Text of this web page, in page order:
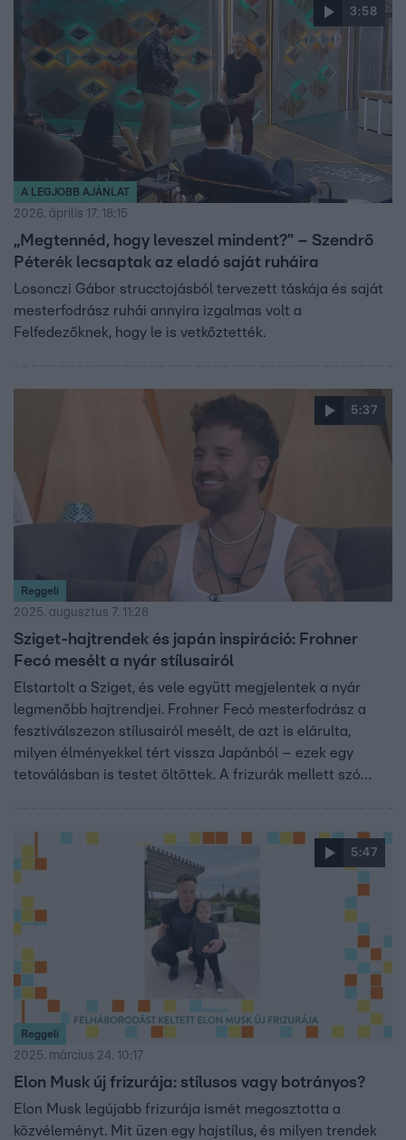
3:58
A LEGJOBB AJÁNLAT
2026. április 17. 18:15
„Megtennéd, hogy leveszel mindent?” – Szendrő
Péterék lecsaptak az eladó saját ruháira
Losonczi Gábor strucctojásból tervezett táskája és saját
mesterfodrász ruhái annyira izgalmas volt a
Felfedezőknek, hogy le is vetkőztették.
5:37
Reggeli
2025. augusztus 7. 11:28
Sziget-hajtrendek és japán inspiráció: Frohner
Fecó mesélt a nyár stílusairól
Elstartolt a Sziget, és vele együtt megjelentek a nyár
legmenőbb hajtrendjei. Frohner Fecó mesterfodrász a
fesztiválszezon stílusairól mesélt, de azt is elárulta,
milyen élményekkel tért vissza Japánból – ezek egy
tetoválásban is testet öltöttek. A frizurák mellett szó
5:47
Reggeli
2025. március 24. 10:17
Elon Musk új frizurája: stílusos vagy botrányos?
Elon Musk legújabb frizurája ismét megosztotta a
közvéleményt. Mit üzen egy hajstílus, és milyen trendek